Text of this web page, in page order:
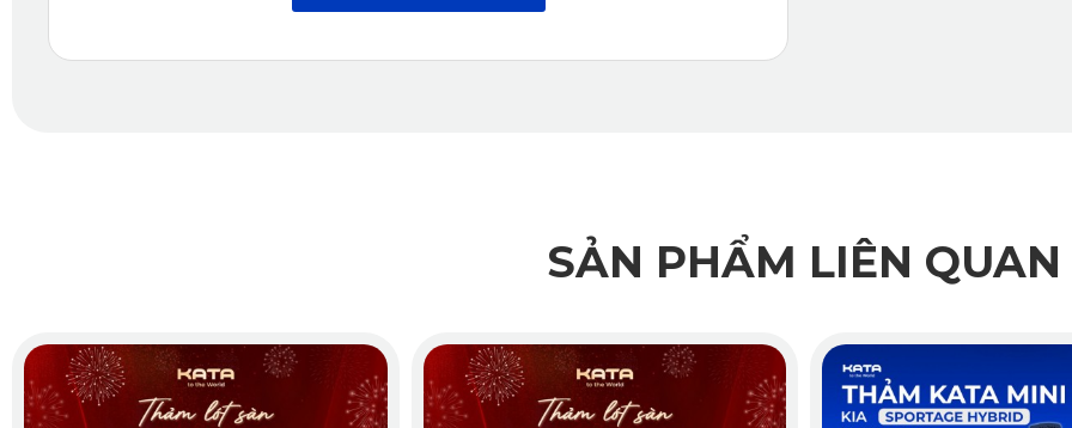
Thảm lót sàn ô tô Kia Xceed màu đen ghế hàng 2
SẢN PHẨM LIÊN QUAN